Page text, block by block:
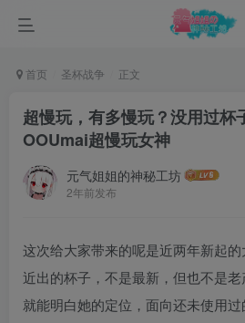
首页 圣杯战争 正文
超慢玩，有多慢玩？没用过
OOUmai超慢玩女神
元气姐姐的神秘工坊
2年前发布
这次给大家带来的呢是近两年新起
近出的杯子，不是最新，但也不是
就能明白她的定位，面向还未使用